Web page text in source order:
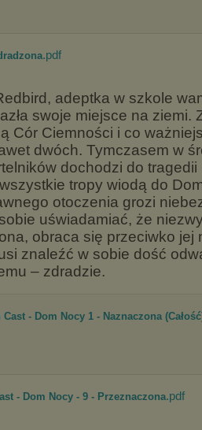
.pdf
adeptka w szkole
swoje miejsce na ziemi.
Cór Ciemności i co
dwóch. Tymczasem w
dochodzi do
tropy wiodą do
otoczenia grozi
uświadamiać, że
obraca się przeciwko jej
znaleźć w sobie dość
– zdradzie.
- Dom Nocy 1 - Naznaczona
- Dom Nocy - 9 - Przeznaczona.pdf